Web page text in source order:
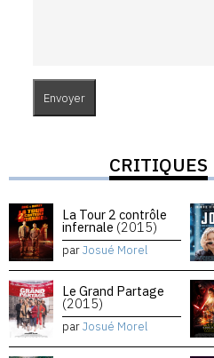
CRITIQUES
La Tour 2 contrôle
infernale (2015)
parJosué Morel
Le Grand Partage
(2015)
parJosué Morel